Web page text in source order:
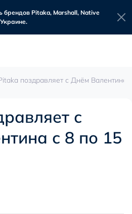
Pitaka, Marshall, Native
поздравляет с Днём Валентина
с
с 8 по 15